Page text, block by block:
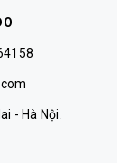
- Hà Nội.